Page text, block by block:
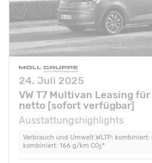
24. Juli 2025
VW T7 Multivan Leasing
netto [sofort verfügbar]
Ausstattungshighlights
Verbrauch und Umwelt WLTP:
kombiniert: 166 g/km CO2*